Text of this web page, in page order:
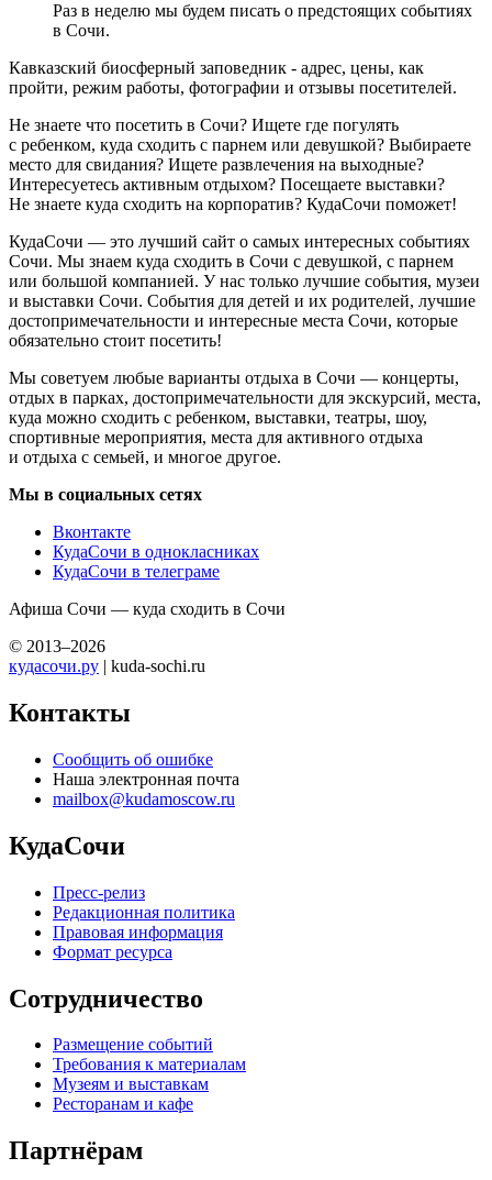
Раз в неделю мы будем писать о предстоящих событиях
в Сочи.
Кавказский биосферный заповедник - адрес, цены, как
пройти, режим работы, фотографии и отзывы посетителей.
Не знаете что посетить в Сочи? Ищете где погулять
с ребенком, куда сходить с парнем или девушкой? Выбираете
место для свидания? Ищете развлечения на выходные?
Интересуетесь активным отдыхом? Посещаете выставки?
Не знаете куда сходить на корпоратив? КудаСочи поможет!
КудаСочи — это лучший сайт о самых интересных событиях
Сочи. Мы знаем куда сходить в Сочи с девушкой, с парнем
или большой компанией. У нас только лучшие события, музеи
и выставки Сочи. События для детей и их родителей, лучшие
достопримечательности и интересные места Сочи, которые
обязательно стоит посетить!
Мы советуем любые варианты отдыха в Сочи — концерты,
отдых в парках, достопримечательности для экскурсий, места,
куда можно сходить с ребенком, выставки, театры, шоу,
спортивные мероприятия, места для активного отдыха
и отдыха с семьей, и многое другое.
Мы в социальных сетях
Вконтакте
КудаСочи в однокласниках
КудаСочи в телеграме
Афиша Сочи — куда сходить в Сочи
© 2013–2026
кудасочи.ру | kuda-sochi.ru
Контакты
Сообщить об ошибке
Наша электронная почта
mailbox@kudamoscow.ru
КудаСочи
Пресс-релиз
Редакционная политика
Правовая информация
Формат ресурса
Сотрудничество
Размещение событий
Требования к материалам
Музеям и выставкам
Ресторанам и кафе
Партнёрам